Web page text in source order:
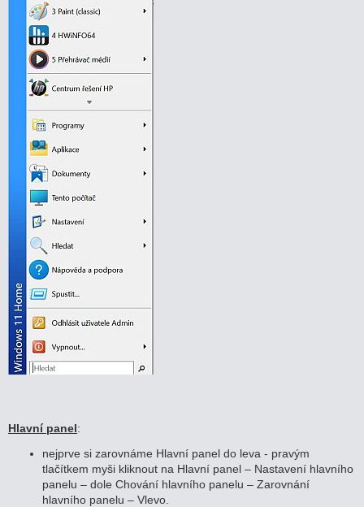
Hlavní panel:
nejprve si zarovnáme Hlavní panel do leva - pravým
tlačítkem myši kliknout na Hlavní panel – Nastavení hlavního
panelu – dole Chování hlavního panelu – Zarovnání
hlavního panelu – Vlevo.